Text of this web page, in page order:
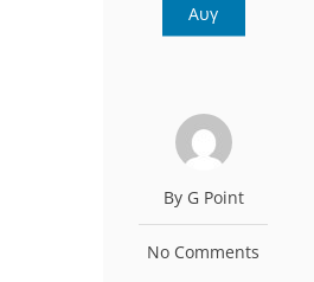
Αυγ
By G Point
No Comments